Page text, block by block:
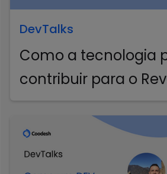
DevTalks
Como a tecnologia
contribuir para o